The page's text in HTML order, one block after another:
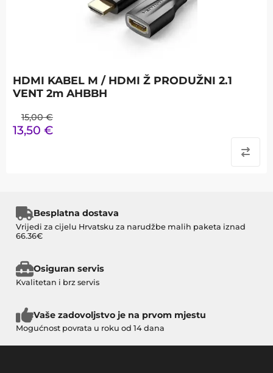
HDMI KABEL M / HDMI Ž PRODUŽNI 2.1
VENT 2m AHBBH
15,00 €
13,50 €
Besplatna dostava
Vrijedi za cijelu Hrvatsku za narudžbe malih paketa iznad
66.36€
Osiguran servis
Kvalitetan i brz servis
Vaše zadovoljstvo je na prvom mjestu
Mogućnost povrata u roku od 14 dana